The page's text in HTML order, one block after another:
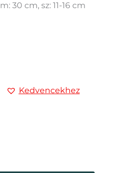
m: 30 cm, sz: 11-16 cm
Kedvencekhez